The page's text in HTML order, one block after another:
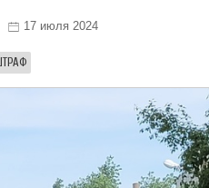
17 июля 2024
ШТРАФ